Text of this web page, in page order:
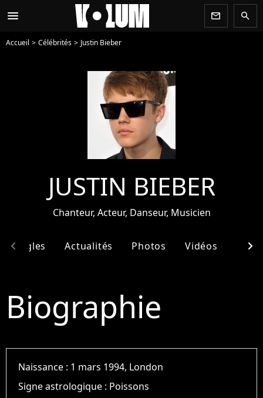
menu newsletter search
Accueil Célébrités Justin Bieber
JUSTIN BIEBER
Chanteur, Acteur, Danseur, Musicien
Singles Actualités Photos Vidéos
chevron_left chevron_right
Biographie
Naissance : 1 mars 1994, London
Signe astrologique : Poissons